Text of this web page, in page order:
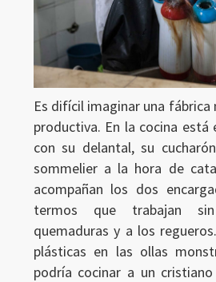
Es difícil imaginar una fábrica
productiva. En la cocina
con su delantal, su
sommelier a la hora de
acompañan los dos
termos que trabajan
quemaduras y a los
plásticas en las ollas
podría cocinar a un